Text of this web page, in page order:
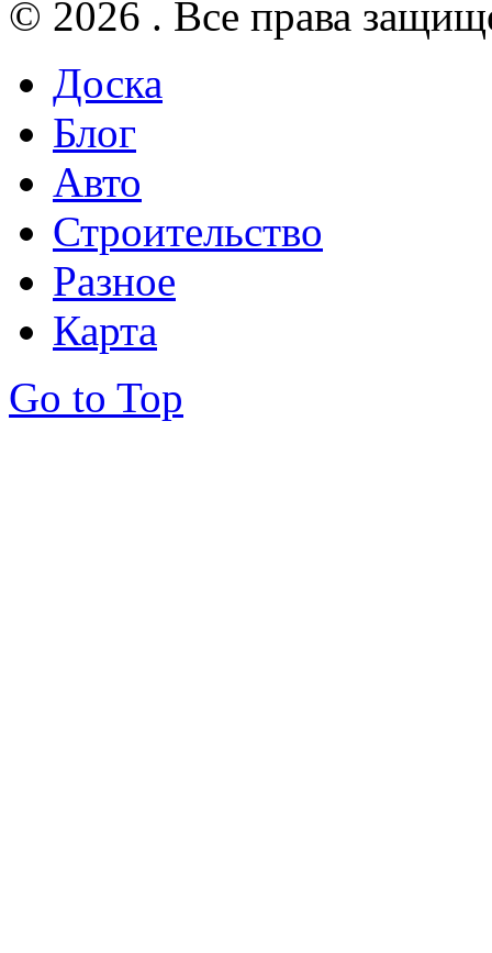
© 2026 . Все права
Доска
Блог
Авто
Строительство
Разное
Карта
Go to Top